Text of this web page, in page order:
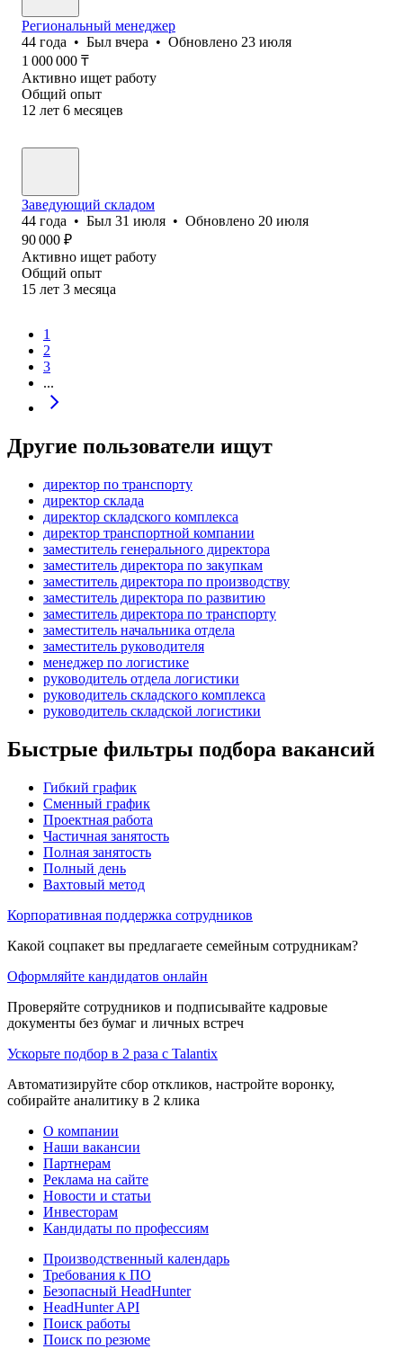
Региональный менеджер
44 года • Был вчера • Обновлено 23 июля
1 000 000 ₸
Активно ищет работу
Общий опыт
12 лет 6 месяцев
Заведующий складом
44 года • Был 31 июля • Обновлено 20 июля
90 000 ₽
Активно ищет работу
Общий опыт
15 лет 3 месяца
1
2
3
...
Другие пользователи ищут
директор по транспорту
директор склада
директор складского комплекса
директор транспортной компании
заместитель генерального директора
заместитель директора по закупкам
заместитель директора по производству
заместитель директора по развитию
заместитель директора по транспорту
заместитель начальника отдела
заместитель руководителя
менеджер по логистике
руководитель отдела логистики
руководитель складского комплекса
руководитель складской логистики
Быстрые фильтры подбора вакансий
Гибкий график
Сменный график
Проектная работа
Частичная занятость
Полная занятость
Полный день
Вахтовый метод
Корпоративная поддержка сотрудников
Какой соцпакет вы предлагаете семейным сотрудникам?
Оформляйте кандидатов онлайн
Проверяйте сотрудников и подписывайте кадровые
документы без бумаг и личных встреч
Ускорьте подбор в 2 раза с Talantix
Автоматизируйте сбор откликов, настройте воронку,
собирайте аналитику в 2 клика
О компании
Наши вакансии
Партнерам
Реклама на сайте
Новости и статьи
Инвесторам
Кандидаты по профессиям
Производственный календарь
Требования к ПО
Безопасный HeadHunter
HeadHunter API
Поиск работы
Поиск по резюме